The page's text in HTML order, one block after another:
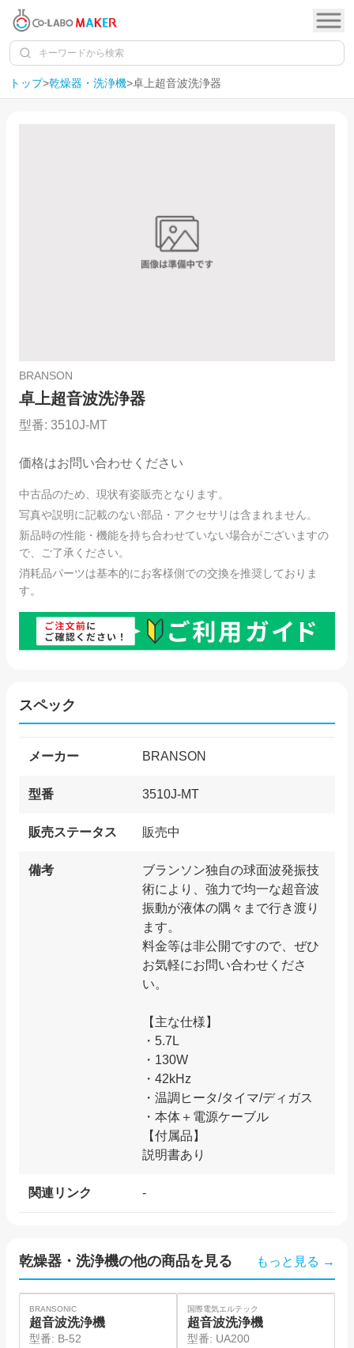
トップ>乾燥器・洗浄機>卓上超音波洗浄器
BRANSON
卓上超音波洗浄器
型番: 3510J-MT
価格はお問い合わせください
中古品のため、現状有姿販売となります。
写真や説明に記載のない部品・アクセサリは含まれません。
新品時の性能・機能を持ち合わせていない場合がございますの
で、ご了承ください。
消耗品パーツは基本的にお客様側での交換を推奨しておりま
す。
スペック
メーカー BRANSON
型番 3510J-MT
販売ステータス 販売中
備考
ブランソン独自の球面波発振技
術により、強力で均一な超音波
振動が液体の隅々まで行き渡り
ます。
料金等は非公開ですので、ぜひ
お気軽にお問い合わせくださ
い。
【主な仕様】
・5.7L
・130W
・42kHz
・温​調​ヒ​ー​タ​/​タ​イ​マ​/​デ​ィ​ガ​ス
・本体＋電源ケーブル
【付属品】
関連リンク -
乾燥器・洗浄機の他の商品を見る もっと見る →
BRANSONIC
超音波洗浄機
型番: B-52
SOLD
国際電気エルテック
超音波洗浄機
型番: UA200